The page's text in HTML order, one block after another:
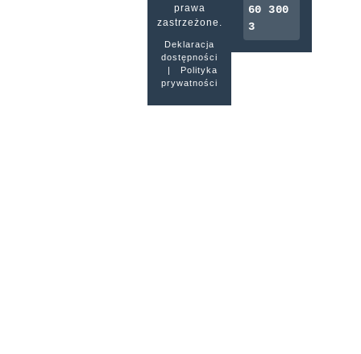
prawa
zastrzeżone.
Deklaracja
dostępności
|
Polityka
prywatności
60 300
3